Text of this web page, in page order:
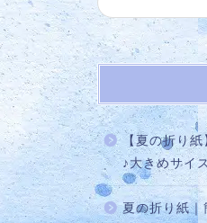
【夏の折り
♪大きめサイ
夏の折り紙｜